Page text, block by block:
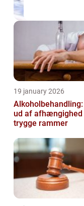
19 january 2026
ud af afhængighed
trygge rammer